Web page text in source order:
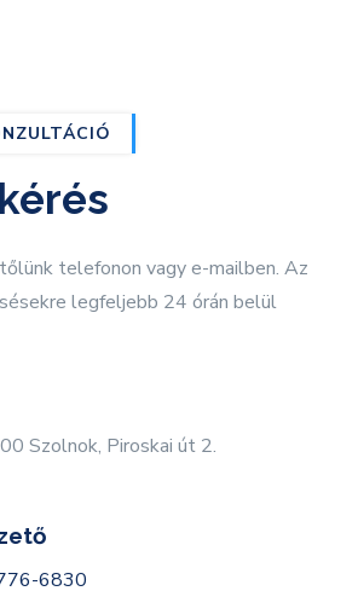
telefonon vagy e-mailben. Az
legfeljebb 24 órán belül
Szolnok, Piroskai út 2.
6830